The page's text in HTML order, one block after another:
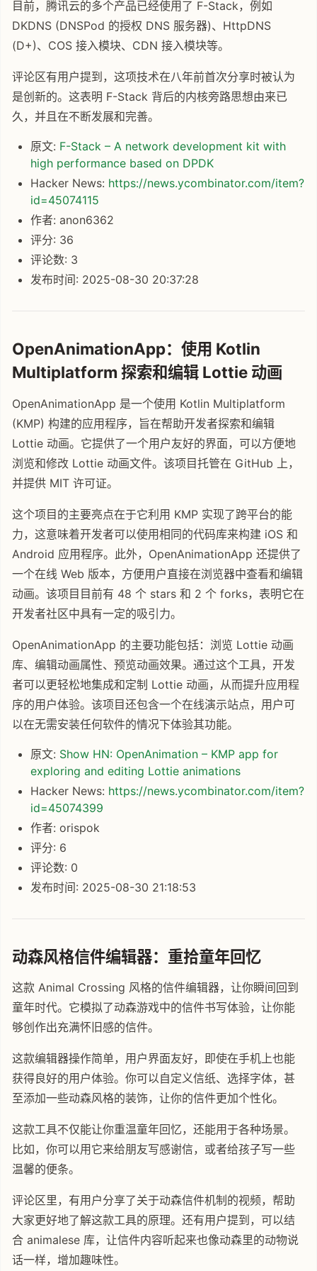
目前，腾讯云的多个产品已经使用了 F-Stack，例如
DKDNS (DNSPod 的授权 DNS 服务器)、HttpDNS
(D+)、COS 接入模块、CDN 接入模块等。
评论区有用户提到，这项技术在八年前首次分享时被认为
是创新的。这表明 F-Stack 背后的内核旁路思想由来已
久，并且在不断发展和完善。
原文: F-Stack – A network development kit with
high performance based on DPDK
Hacker News: https://news.ycombinator.com/item?
id=45074115
作者: anon6362
评分: 36
评论数: 3
发布时间: 2025-08-30 20:37:28
OpenAnimationApp：使用 Kotlin
Multiplatform 探索和编辑 Lottie 动画
OpenAnimationApp 是一个使用 Kotlin Multiplatform
(KMP) 构建的应用程序，旨在帮助开发者探索和编辑
Lottie 动画。它提供了一个用户友好的界面，可以方便地
浏览和修改 Lottie 动画文件。该项目托管在 GitHub 上，
并提供 MIT 许可证。
这个项目的主要亮点在于它利用 KMP 实现了跨平台的能
力，这意味着开发者可以使用相同的代码库来构建 iOS 和
Android 应用程序。此外，OpenAnimationApp 还提供了
一个在线 Web 版本，方便用户直接在浏览器中查看和编辑
动画。该项目目前有 48 个 stars 和 2 个 forks，表明它在
开发者社区中具有一定的吸引力。
OpenAnimationApp 的主要功能包括：浏览 Lottie 动画
库、编辑动画属性、预览动画效果。通过这个工具，开发
者可以更轻松地集成和定制 Lottie 动画，从而提升应用程
序的用户体验。该项目还包含一个在线演示站点，用户可
以在无需安装任何软件的情况下体验其功能。
原文: Show HN: OpenAnimation – KMP app for
exploring and editing Lottie animations
Hacker News: https://news.ycombinator.com/item?
id=45074399
作者: orispok
评分: 6
评论数: 0
发布时间: 2025-08-30 21:18:53
动森风格信件编辑器：重拾童年回忆
这款 Animal Crossing 风格的信件编辑器，让你瞬间回到
童年时代。它模拟了动森游戏中的信件书写体验，让你能
够创作出充满怀旧感的信件。
这款编辑器操作简单，用户界面友好，即使在手机上也能
获得良好的用户体验。你可以自定义信纸、选择字体，甚
至添加一些动森风格的装饰，让你的信件更加个性化。
这款工具不仅能让你重温童年回忆，还能用于各种场景。
比如，你可以用它来给朋友写感谢信，或者给孩子写一些
温馨的便条。
评论区里，有用户分享了关于动森信件机制的视频，帮助
大家更好地了解这款工具的原理。还有用户提到，可以结
合 animalese 库，让信件内容听起来也像动森里的动物说
话一样，增加趣味性。